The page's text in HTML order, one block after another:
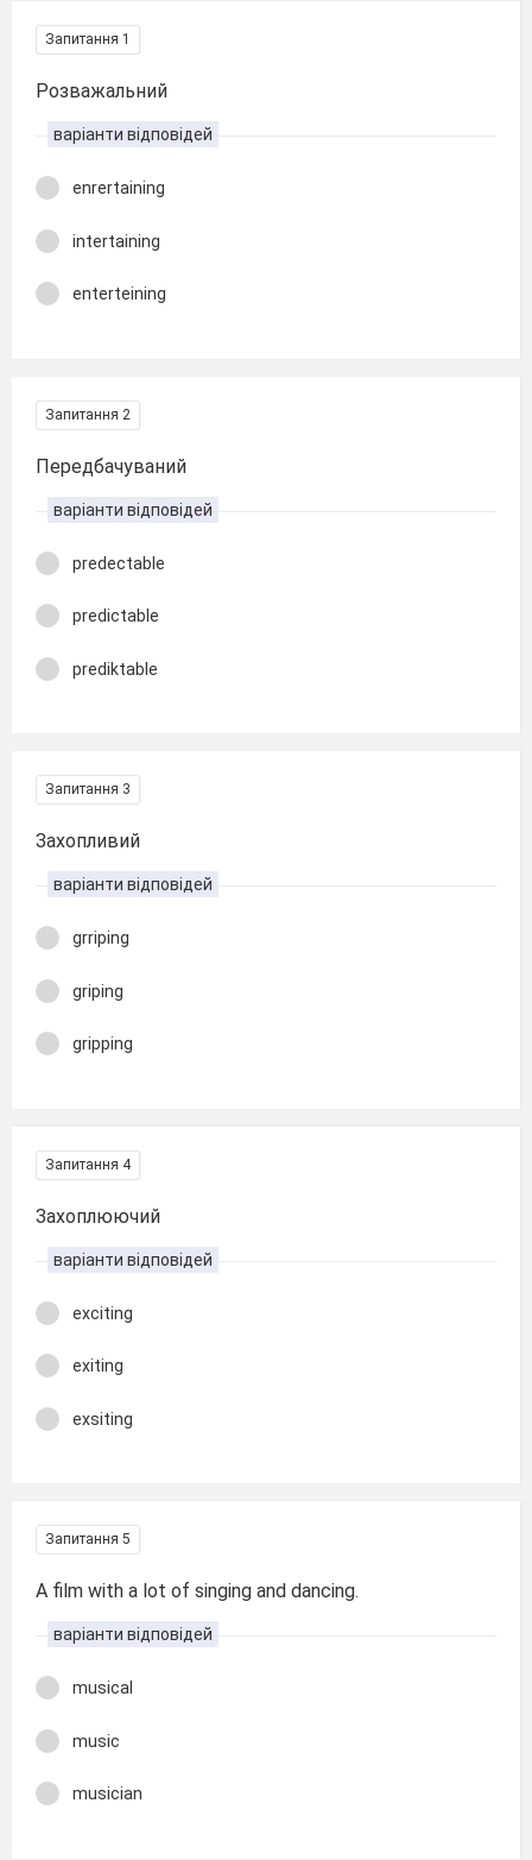
Запитання 1
Розважальний
варіанти відповідей
enrertaining
intertaining
enterteining
Запитання 2
Передбачуваний
варіанти відповідей
predectable
predictable
prediktable
Запитання 3
Захопливий
варіанти відповідей
grriping
griping
gripping
Запитання 4
Захоплюючий
варіанти відповідей
exciting
exiting
exsiting
Запитання 5
A film with a lot of singing and dancing.
варіанти відповідей
musical
music
musician